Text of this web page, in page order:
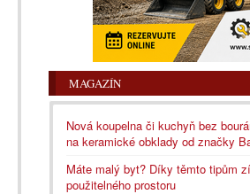
MAGAZÍN
Nová koupelna či kuchyň bez
na keramické obklady od značky
Máte malý byt? Díky těmto tipům
použitelného prostoru